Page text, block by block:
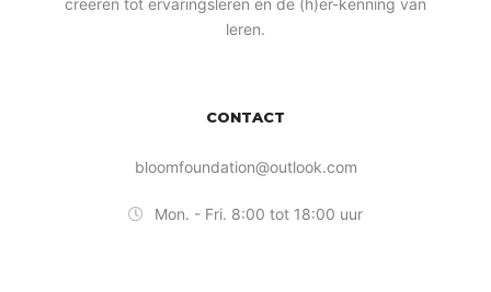
creëren tot ervaringsleren en de (h)er-kenning van
leren.
CONTACT
bloomfoundation@outlook.com
Mon. - Fri. 8:00 tot 18:00 uur